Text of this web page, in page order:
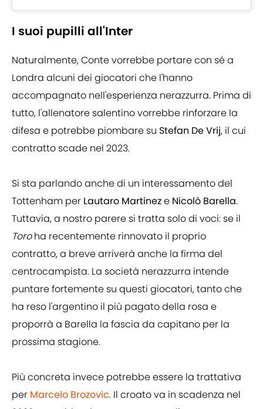
I suoi pupilli all'Inter
Naturalmente, Conte vorrebbe portare con sé a
Londra alcuni dei giocatori che l'hanno
accompagnato nell'esperienza nerazzurra. Prima di
tutto, l'allenatore salentino vorrebbe rinforzare la
difesa e potrebbe piombare su Stefan De Vrij, il cui
contratto scade nel 2023.
Si sta parlando anche di un interessamento del
Tottenham per Lautaro Martineze Nicolò Barella.
Tuttavia, a nostro parere si tratta solo di voci: se il
Toroha recentemente rinnovato il proprio
contratto, a breve arriverà anche la firma del
centrocampista. La società nerazzurra intende
puntare fortemente su questi giocatori, tanto che
ha reso l'argentino il più pagato della rosa e
proporrà a Barella la fascia da capitano per la
prossima stagione.
Più concreta invece potrebbe essere la trattativa
per Marcelo Brozovic. Il croato va in scadenza nel